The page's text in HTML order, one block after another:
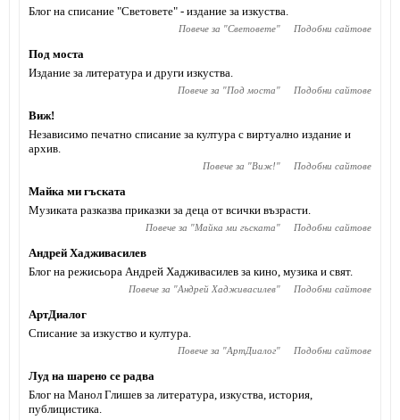
Блог на списание "Световете" - издание за изкуства.
Повече за "Световете" Подобни сайтове
Под моста
Издание за литература и други изкуства.
Повече за "Под моста" Подобни сайтове
Виж!
Независимо печатно списание за култура с виртуално издание и
архив.
Повече за "Виж!" Подобни сайтове
Майка ми гъската
Музиката разказва приказки за деца от всички възрасти.
Повече за "Майка ми гъската" Подобни сайтове
Андрей Хадживасилев
Блог на режисьора Андрей Хадживасилев за кино, музика и свят.
Повече за "Андрей Хадживасилев" Подобни сайтове
АртДиалог
Списание за изкуство и култура.
Повече за "АртДиалог" Подобни сайтове
Луд на шарено се радва
Блог на Манол Глишев за литература, изкуства, история,
публицистика.